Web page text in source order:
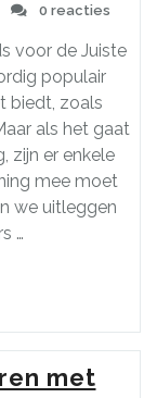
0 reacties
voor de Juiste
populair
biedt, zoals
als het gaat
zijn er enkele
mee moet
we uitleggen
…
met